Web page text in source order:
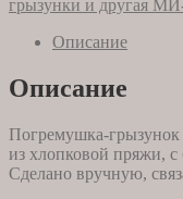
Жираф
грызунки и другая
Описание
Описание
Погремушка-
из хлопковой пряжи,
Сделано вручную,